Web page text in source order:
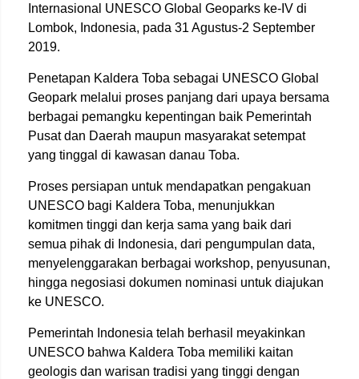
Internasional UNESCO Global Geoparks ke-IV di
Lombok, Indonesia, pada 31 Agustus-2 September
2019.
Penetapan Kaldera Toba sebagai UNESCO Global
Geopark melalui proses panjang dari upaya bersama
berbagai pemangku kepentingan baik Pemerintah
Pusat dan Daerah maupun masyarakat setempat
yang tinggal di kawasan danau Toba.
Proses persiapan untuk mendapatkan pengakuan
UNESCO bagi Kaldera Toba, menunjukkan
komitmen tinggi dan kerja sama yang baik dari
semua pihak di Indonesia, dari pengumpulan data,
menyelenggarakan berbagai workshop, penyusunan,
hingga negosiasi dokumen nominasi untuk diajukan
ke UNESCO.
Pemerintah Indonesia telah berhasil meyakinkan
UNESCO bahwa Kaldera Toba memiliki kaitan
geologis dan warisan tradisi yang tinggi dengan